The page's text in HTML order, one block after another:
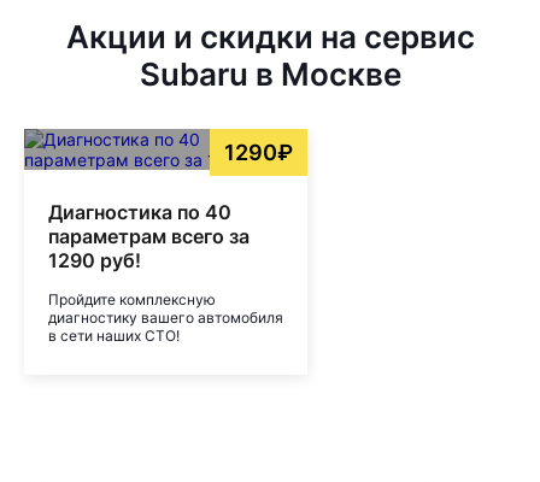
Акции и скидки на сервис
Subaru в Москве
1290₽
Диагностика по 40
параметрам всего за
1290 руб!
Пройдите комплексную
диагностику вашего автомобиля
в сети наших СТО!